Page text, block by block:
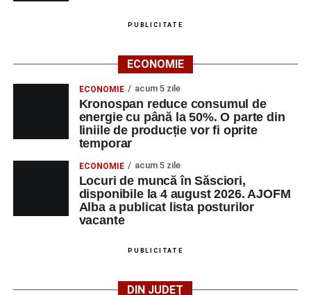
PUBLICITATE
ECONOMIE
ECONOMIE acum 5 zile
Kronospan reduce consumul de
energie cu până la 50%. O parte din
liniile de producție vor fi oprite
temporar
ECONOMIE acum 5 zile
Locuri de muncă în Săsciori,
disponibile la 4 august 2026. AJOFM
Alba a publicat lista posturilor
vacante
PUBLICITATE
DIN JUDEȚ